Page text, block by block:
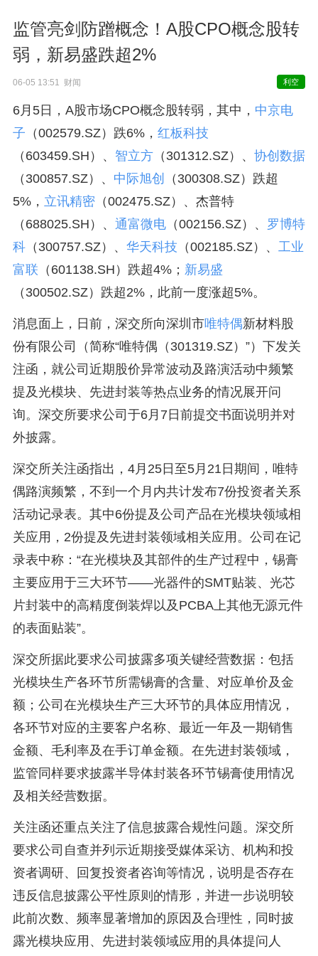
监管亮剑防蹭概念！A股CPO概念股转
弱，新易盛跌超2%
06-05 13:51 财闻 利空
6月5日，A股市场CPO概念股转弱，其中， 中京电
子 （002579.SZ）跌6%， 红板科技
（603459.SH）、 智立方（301312.SZ）、 协创数据
（300857.SZ）、 中际旭创
（300308.SZ）跌超
5%， 立讯精密（002475.SZ）、杰普特
（688025.SH）、 通富微电（002156.SZ）、 罗博特
科（300757.SZ）、 华天科技 （002185.SZ）、 工业
富联 （601138.SH）跌超4%； 新易盛
（300502.SZ）跌超2%，此前一度涨超5%。
消息面上，日前，深交所向深圳市唯特偶新材料股
份有限公司（简称“唯特偶（301319.SZ）”）下发关
注函，就公司近期股价异常波动及路演活动中频繁
提及光模块、先进封装等热点业务的情况展开问
询。深交所要求公司于6月7日前提交书面说明并对
外披露。
深交所关注函指出，4月25日至5月21日期间，唯特
偶路演频繁，不到一个月内共计发布7份投资者关系
活动记录表。其中6份提及公司产品在光模块领域相
关应用，2份提及先进封装领域相关应用。公司在记
录表中称：“在光模块及其部件的生产过程中，锡膏
主要应用于三大环节——光器件的SMT贴装、光芯
片封装中的高精度倒装焊以及PCBA上其他无源元件
的表面贴装”。
深交所据此要求公司披露多项关键经营数据：包括
光模块生产各环节所需锡膏的含量、对应单价及金
额；公司在光模块生产三大环节的具体应用情况，
各环节对应的主要客户名称、最近一年及一期销售
金额、毛利率及在手订单金额。在先进封装领域，
监管同样要求披露半导体封装各环节锡膏使用情况
及相关经营数据。
关注函还重点关注了信息披露合规性问题。深交所
要求公司自查并列示近期接受媒体采访、机构和投
资者调研、回复投资者咨询等情况，说明是否存在
违反信息披露公平性原则的情形，并进一步说明较
此前次数、频率显著增加的原因及合理性，同时披
露光模块应用、先进封装领域应用的具体提问人